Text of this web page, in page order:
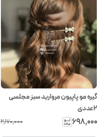
گیره مو پاپیون مروارید سبز مجلسی
۲عددی
۶۹۸٬۰۰۰ ۲٬۱۷۰٬۰۰۰